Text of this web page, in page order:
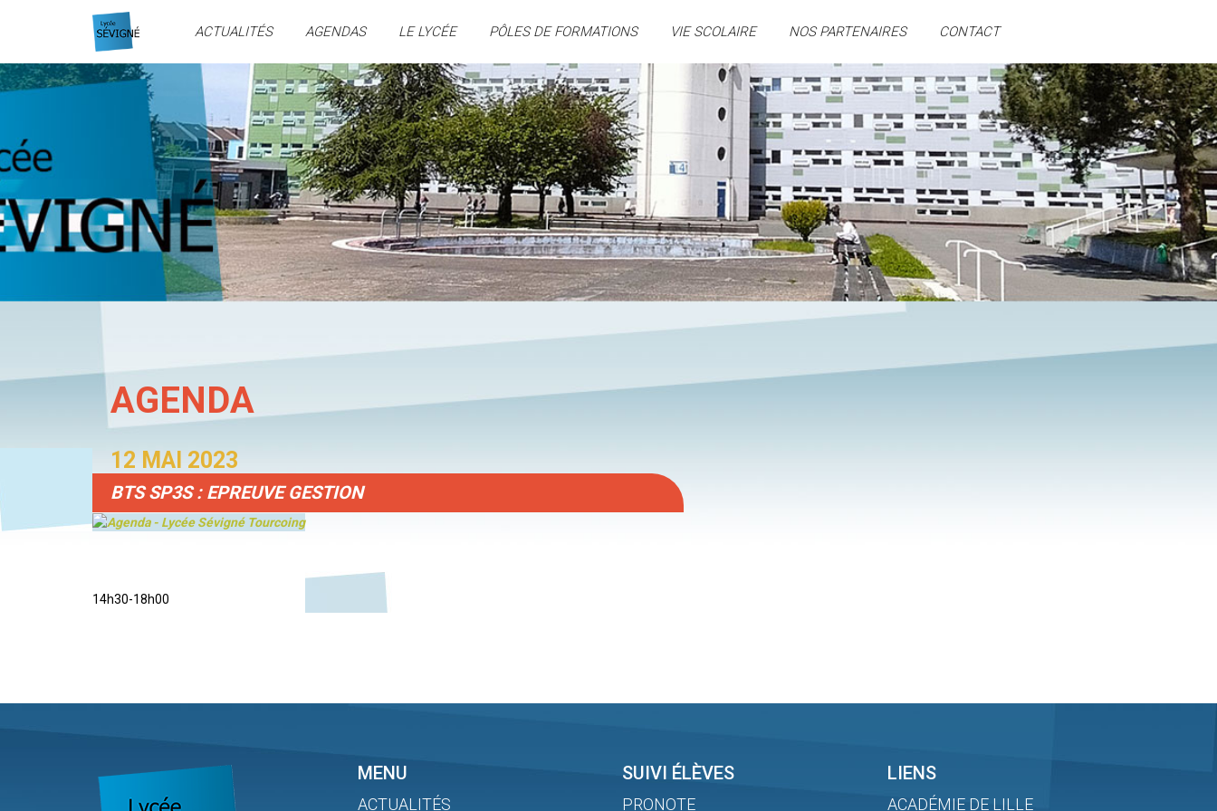
ACTUALITÉS AGENDAS LE LYCÉE PÔLES DE FORMATIONS VIE SCOLAIRE NOS PARTENAIRES CONTACT
AGENDA
12 MAI 2023
BTS SP3S : EPREUVE GESTION
14h30-18h00
MENU
ACTUALITÉS
SUIVI ÉLÈVES
PRONOTE
LIENS
ACADÉMIE DE LILLE